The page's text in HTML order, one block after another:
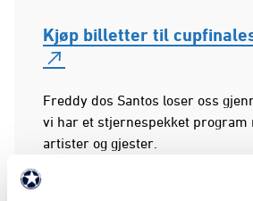
Kjøp billetter til
Freddy dos Santos loser oss
vi har et stjernespekket program
artister og gjester.